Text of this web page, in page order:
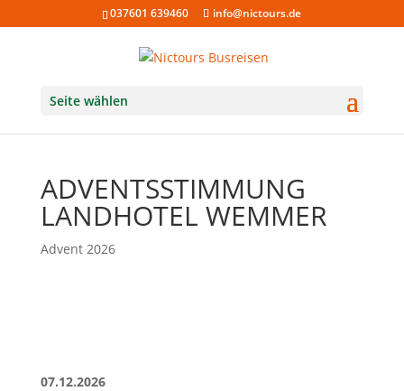
037601 639460 info@nictours.de
Seite wählen
ADVENTSSTIMMUNG
LANDHOTEL WEMMER
Advent 2026
07.12.2026